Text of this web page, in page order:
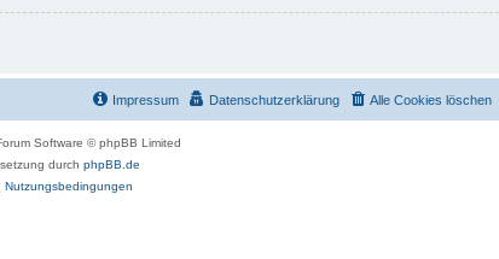
Alle Cookies löschen
Datenschutzerklärung
Impressum
Software © phpBB Limited
durch phpBB.de
Nutzungsbedingungen